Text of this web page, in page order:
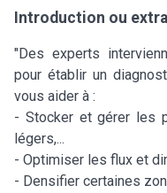
Introduction ou
"Des experts
pour établir un
vous aider à :
- Stocker et gérer les
légers,...
- Optimiser les flux et
- Densifier certaines